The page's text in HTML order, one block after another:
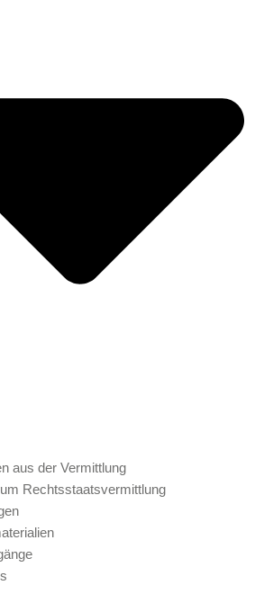
aus der Vermittlung
Rechtsstaatsvermittlung